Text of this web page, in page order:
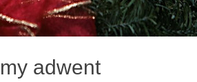
adwent